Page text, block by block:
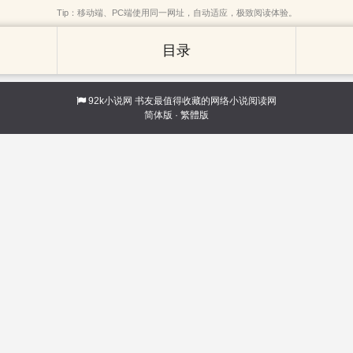
Tip：移动端、PC端使用同一网址，自动适应，极致阅读体验。
目录
92k小说网 书友最值得收藏的网络小说阅读网
简体版 · 繁體版